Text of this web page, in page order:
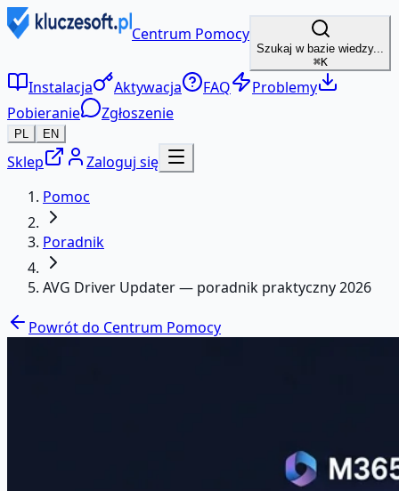
Centrum Pomocy
Szukaj w bazie wiedzy...
⌘K
Instalacja Aktywacja FAQ
Problemy
Pobieranie
Zgłoszenie
PL EN
Sklep
Zaloguj się
Pomoc
Poradnik
AVG Driver Updater — poradnik praktyczny 2026
Powrót do Centrum Pomocy